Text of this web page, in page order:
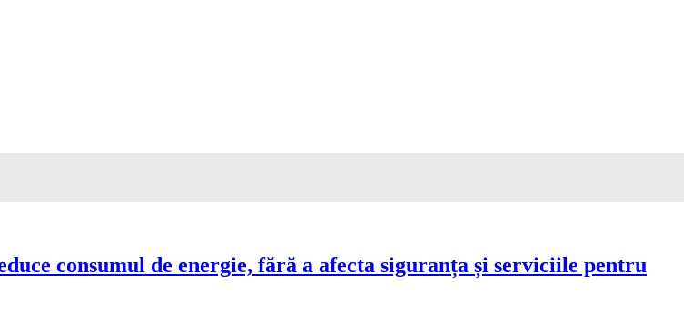
consumul de energie, fără a afecta siguranța și serviciile pentru